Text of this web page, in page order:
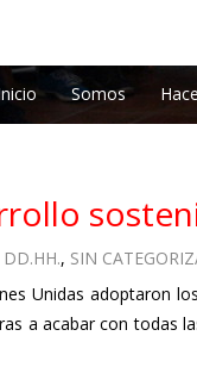
Somos
DD.HH., SIN
Unidas adoptaron los
a acabar con todas